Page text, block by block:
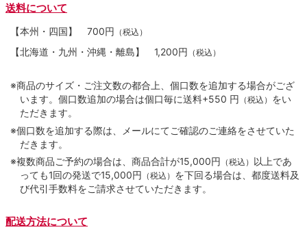
送料について
【本州・四国】 700円 （税込）
【北海道・九州・沖縄・離島】 1,200円 （税込）
※商品のサイズ・ご注文数の都合上、個口数を追加する場合がござ
います。個口数追加の場合は個口毎に送料+550 円 （税込） をい
ただきます。
※個口数を追加する際は、メールにてご確認のご連絡をさせていた
だきます。
※複数商品ご予約の場合は、商品合計が15,000円 （税込） 以上であ
っても1回の発送で15,000円 （税込） を下回る場合は、都度送料及
び代引手数料をご請求させていただきます。
配送方法について